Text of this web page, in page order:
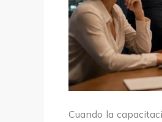
Cuando la